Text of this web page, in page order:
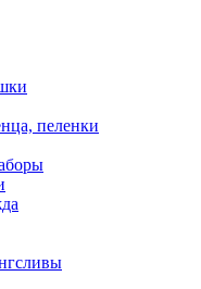
пеленки